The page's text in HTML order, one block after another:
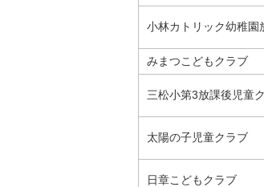
小林カトリック幼稚園
みまつこどもクラブ
三松小第3放課後児童
太陽の子児童クラブ
日章こどもクラブ